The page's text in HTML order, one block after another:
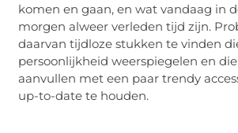
komen en gaan, en wat vandaag in
morgen alweer verleden tijd zijn.
daarvan tijdloze stukken te vinden
persoonlijkheid weerspiegelen en
aanvullen met een paar trendy
up-to-date te houden.